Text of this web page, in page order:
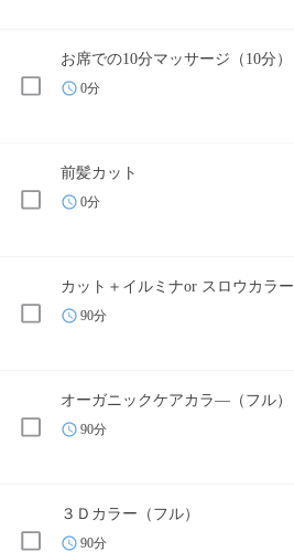
お席での10分マッサージ（10分）
0分
前髪カット
0分
カット＋イルミナor スロウカラー
90分
オーガニックケアカラ―（フル）
90分
３Ｄカラー（フル）
90分